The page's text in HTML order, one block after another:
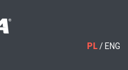
PL/ ENG